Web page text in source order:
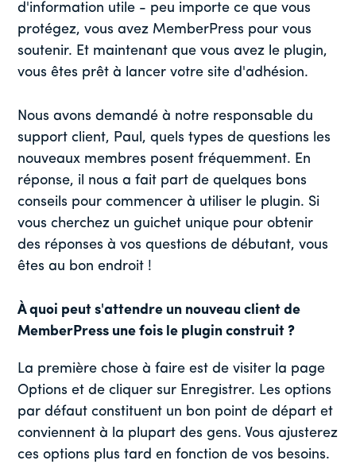
d'information utile - peu importe ce que vous
protégez, vous avez MemberPress pour vous
soutenir. Et maintenant que vous avez le plugin,
vous êtes prêt à lancer votre site d'adhésion.
Nous avons demandé à notre responsable du
support client, Paul, quels types de questions les
nouveaux membres posent fréquemment. En
réponse, il nous a fait part de quelques bons
conseils pour commencer à utiliser le plugin. Si
vous cherchez un guichet unique pour obtenir
des réponses à vos questions de débutant, vous
êtes au bon endroit !
À quoi peut s'attendre un nouveau client de
MemberPress une fois le plugin construit ?
La première chose à faire est de visiter la page
Options et de cliquer sur Enregistrer. Les options
par défaut constituent un bon point de départ et
conviennent à la plupart des gens. Vous ajusterez
ces options plus tard en fonction de vos besoins.